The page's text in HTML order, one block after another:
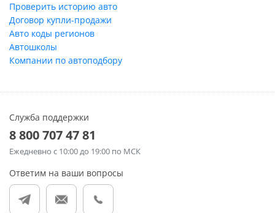
Проверить историю авто
Договор купли-продажи
Авто коды регионов
Автошколы
Компании по автоподбору
Служба поддержки
8 800 707 47 81
Ежедневно с 10:00 до 19:00 по МСК
Ответим на ваши вопросы